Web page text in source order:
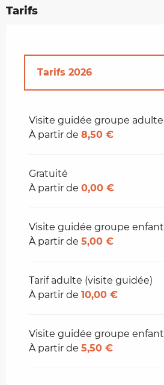
Tarifs
Tarifs 2026
Visite guidée groupe adulte
À partir de 8,50 €
Gratuité
À partir de 0,00 €
Visite guidée groupe enfant
À partir de 5,00 €
Tarif adulte (visite guidée)
À partir de 10,00 €
Visite guidée groupe enfant
À partir de 5,50 €